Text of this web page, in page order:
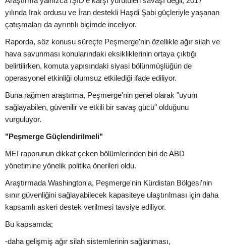
yılında Irak ordusu ve İran destekli Haşdi Şabi güçleriyle yaşanan
çatışmaları da ayrıntılı biçimde inceliyor.
Raporda, söz konusu süreçte Peşmerge'nin özellikle ağır silah ve
hava savunması konularındaki eksikliklerinin ortaya çıktığı
belirtilirken, komuta yapısındaki siyasi bölünmüşlüğün de
operasyonel etkinliği olumsuz etkilediği ifade ediliyor.
Buna rağmen araştırma, Peşmerge'nin genel olarak "uyum
sağlayabilen, güvenilir ve etkili bir savaş gücü" olduğunu
vurguluyor.
"Peşmerge Güçlendirilmeli"
MEI raporunun dikkat çeken bölümlerinden biri de ABD
yönetimine yönelik politika önerileri oldu.
Araştırmada Washington'a, Peşmerge'nin Kürdistan Bölgesi'nin
sınır güvenliğini sağlayabilecek kapasiteye ulaştırılması için daha
kapsamlı askeri destek verilmesi tavsiye ediliyor.
Bu kapsamda;
-daha gelişmiş ağır silah sistemlerinin sağlanması,